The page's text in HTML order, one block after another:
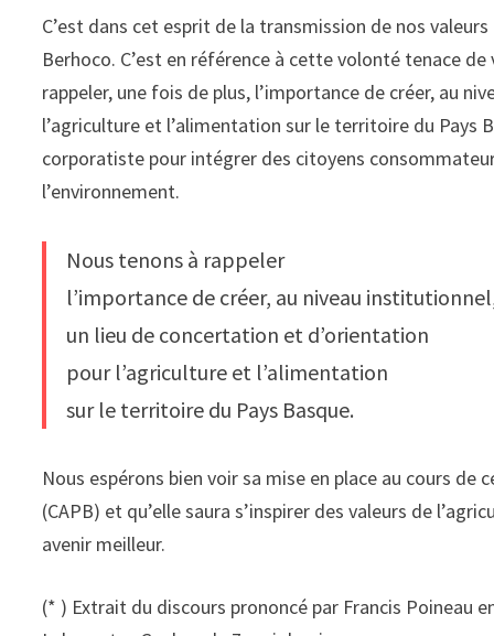
C’est dans cet esprit de la transmission de nos
Berhoco. C’est en référence à cette volonté tenace
rappeler, une fois de plus, l’importance de créer, au
l’agriculture et l’alimentation sur le territoire du
corporatiste pour intégrer des citoyens
l’environnement.
Nous tenons à rappeler
l’importance de créer, au niveau
un lieu de concertation et d’orientation
pour l’agriculture et l’alimentation
sur le territoire du Pays Basque.
Nous espérons bien voir sa mise en place au cours
(CAPB) et qu’elle saura s’inspirer des valeurs de
avenir meilleur.
(* ) Extrait du discours prononcé par Francis Poineau